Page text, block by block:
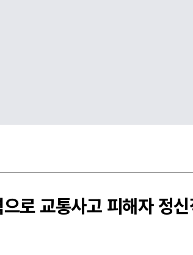
로 교통사고 피해자 정